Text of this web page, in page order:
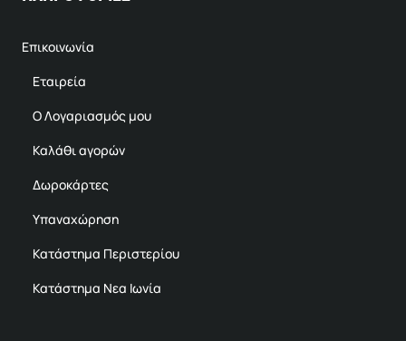
Επικοινωνία
Εταιρεία
Ο Λογαριασμός μου
Καλάθι αγορών
Δωροκάρτες
Υπαναχώρηση
Κατάστημα Περιστερίου
Κατάστημα Νεα Ιωνία